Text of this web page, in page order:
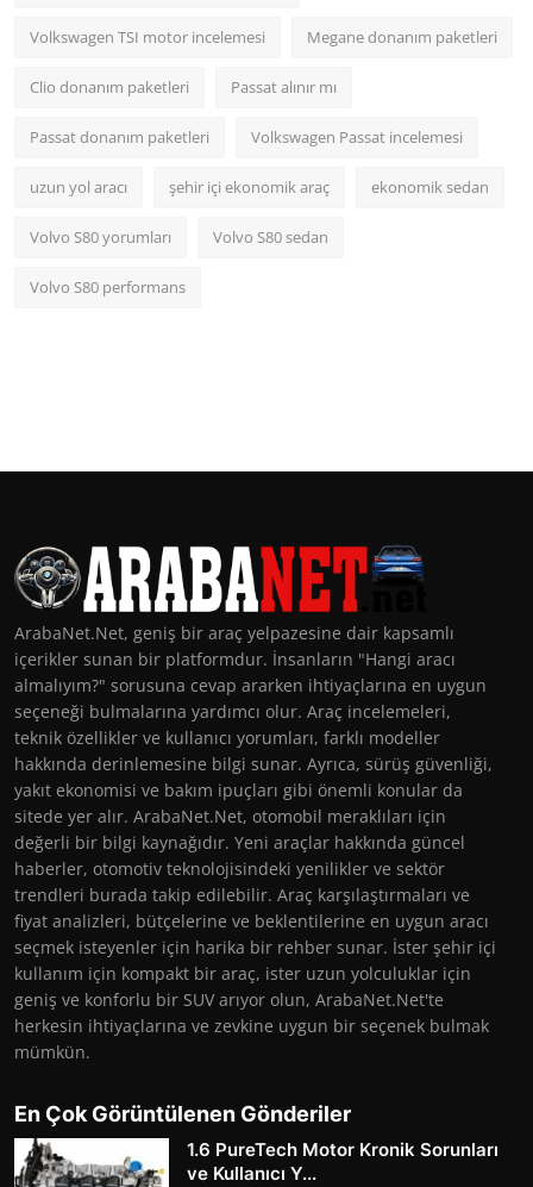
Volkswagen TSI motor incelemesi Megane donanım paketleri
Clio donanım paketleri Passat alınır mı
Passat donanım paketleri Volkswagen Passat incelemesi
uzun yol aracı şehir içi ekonomik araç ekonomik sedan
Volvo S80 yorumları Volvo S80 sedan
Volvo S80 performans
ArabaNet.Net, geniş bir araç yelpazesine dair kapsamlı
içerikler sunan bir platformdur. İnsanların "Hangi aracı
almalıyım?" sorusuna cevap ararken ihtiyaçlarına en uygun
seçeneği bulmalarına yardımcı olur. Araç incelemeleri,
teknik özellikler ve kullanıcı yorumları, farklı modeller
hakkında derinlemesine bilgi sunar. Ayrıca, sürüş güvenliği,
yakıt ekonomisi ve bakım ipuçları gibi önemli konular da
sitede yer alır. ArabaNet.Net, otomobil meraklıları için
değerli bir bilgi kaynağıdır. Yeni araçlar hakkında güncel
haberler, otomotiv teknolojisindeki yenilikler ve sektör
trendleri burada takip edilebilir. Araç karşılaştırmaları ve
fiyat analizleri, bütçelerine ve beklentilerine en uygun aracı
seçmek isteyenler için harika bir rehber sunar. İster şehir içi
kullanım için kompakt bir araç, ister uzun yolculuklar için
geniş ve konforlu bir SUV arıyor olun, ArabaNet.Net'te
herkesin ihtiyaçlarına ve zevkine uygun bir seçenek bulmak
mümkün.
En Çok Görüntülenen Gönderiler
1.6 PureTech Motor Kronik Sorunları
ve Kullanıcı Y...